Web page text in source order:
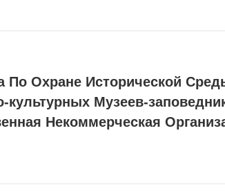
По Охране Исторической
культурных Музеев-
Некоммерческая